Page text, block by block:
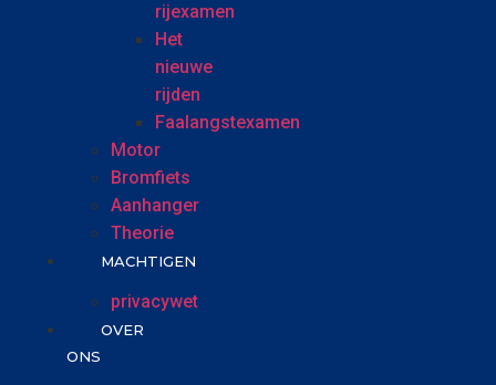
rijexamen
Het
nieuwe
rijden
Faalangstexamen
Motor
Bromfiets
Aanhanger
Theorie
MACHTIGEN
privacywet
OVER
ONS